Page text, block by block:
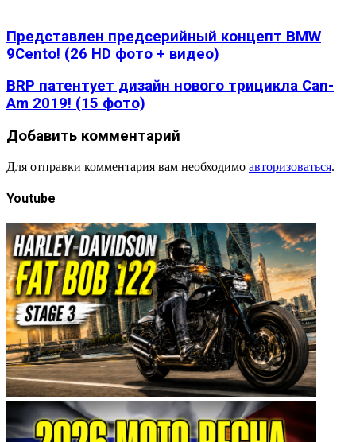
Представлен предсерийный концепт BMW
9Cento! (26 HD фото + видео)
BRP патентует дизайн нового трицикла Can-
Am 2019! (15 фото)
Добавить комментарий
Для отправки комментария вам необходимо авторизоваться.
Youtube